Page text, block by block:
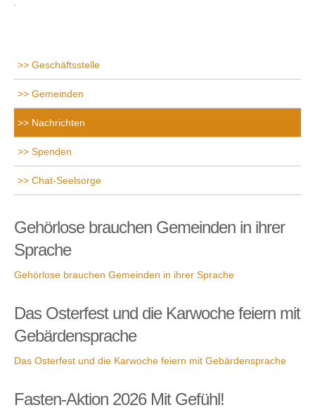
Geschäftsstelle
Gemeinden
Nachrichten
Spenden
Chat-Seelsorge
Gehörlose brauchen Gemeinden in ihrer
Sprache
Gehörlose brauchen Gemeinden in ihrer Sprache
Das Osterfest und die Karwoche feiern mit
Gebärdensprache
Das Osterfest und die Karwoche feiern mit Gebärdensprache
Fasten-Aktion 2026 Mit Gefühl!